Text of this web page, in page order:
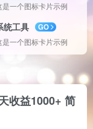
是一个图标卡片示例
统工具
GO
是一个图标卡片示例
收益1000+ 简